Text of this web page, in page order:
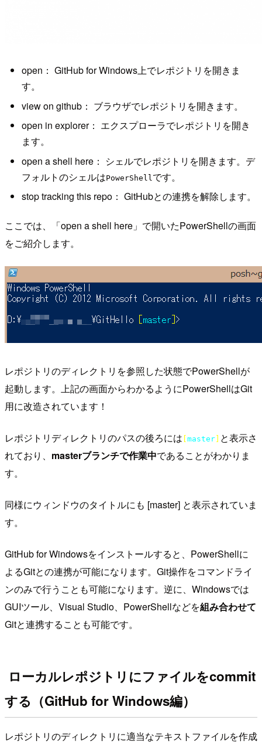
open： GitHub for Windows上でレポジトリを開きま
す。
view on github： ブラウザでレポジトリを開きます。
open in explorer： エクスプローラでレポジトリを開き
ます。
open a shell here： シェルでレポジトリを開きます。デ
フォルトのシェルはPowerShell です。
stop tracking this repo： GitHubとの連携を解除します。
ここでは、「open a shell here」で開いたPowerShellの画面
をご紹介します。
レポジトリのディレクトリを参照した状態でPowerShellが
起動します。上記の画面からわかるようにPowerShellはGit
用に改造されています！
レポジトリディレクトリのパスの後ろには master
と表示さ
れており、 masterブランチで作業中であることがわかりま
す。
同様にウィンドウのタイトルにも [master] と表示されていま
す。
GitHub for Windowsをインストールすると、PowerShellに
よるGitとの連携が可能になります。Git操作をコマンドライ
ンのみで行うことも可能になります。逆に、Windowsでは
GUIツール、Visual Studio、PowerShellなどを組み合わせて
Gitと連携することも可能です。
ローカルレポジトリにファイルをcommit
する（GitHub for Windows編）
レポジトリのディレクトリに適当なテキストファイルを作成